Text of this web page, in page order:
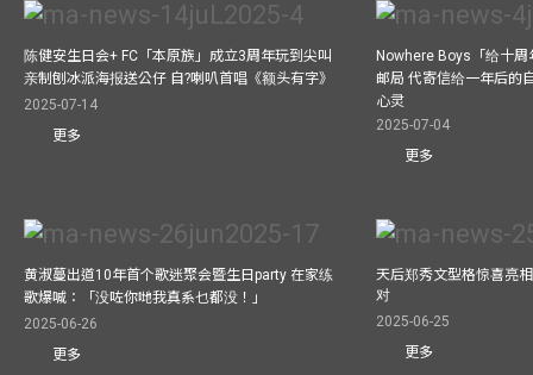
陈健安生日会+ FC「本原族」成立3周年玩到尖叫
亲制刨冰派海报送公仔 自?喇叭首唱《额头有字》
2025-07-14
更多
Nowhere Boys「给十
邮局 代寄信给一年后的
心灵
2025-07-04
更多
黄淑蔓出道10年首个歌迷聚会暨生日party 在家练
歌爆喊：「没咗你哋我真系乜都没！」
2025-06-26
更多
天后郑秀文型格惊喜亮
对
2025-06-25
更多